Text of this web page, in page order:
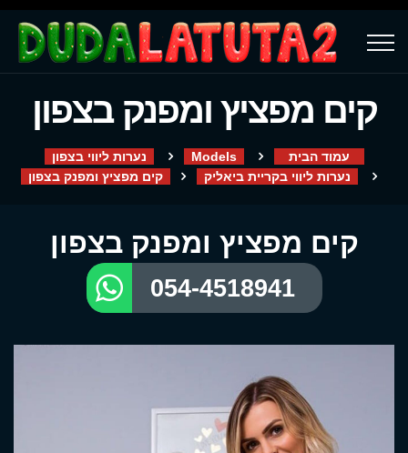
קים מפציץ ומפנק בצפון
עמוד הבית Models
נערות ליווי בצפון
נערות ליווי בקריית ביאליק
קים מפציץ ומפנק בצפון
קים מפציץ ומפנק בצפון
054-4518941